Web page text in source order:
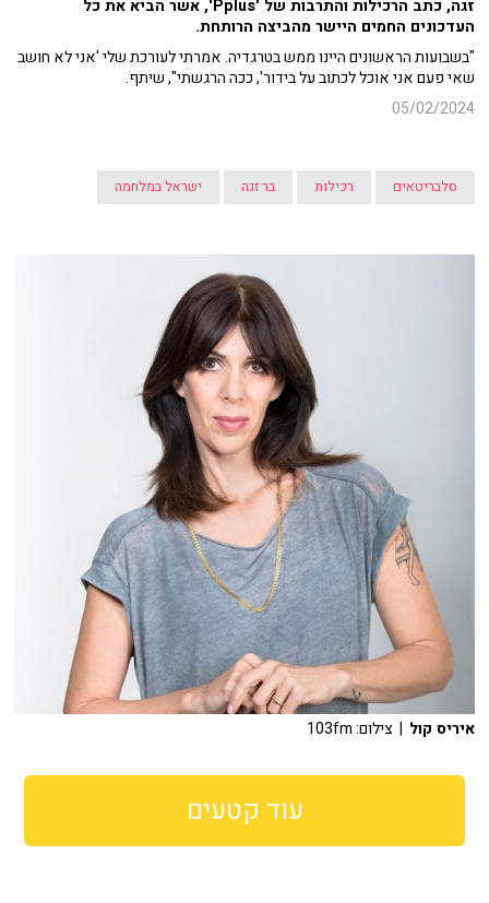
זגה, כתב הרכילות והתרבות של 'Pplus', אשר הביא את כל
העדכונים החמים היישר מהביצה הרותחת.
"בשבועות הראשונים היינו ממש בטרגדיה. אמרתי לעורכת שלי 'אני לא חושב
שאי פעם אני אוכל לכתוב על בידור', ככה הרגשתי", שיתף.
05/02/2024
סלבריטאים רכילות בר זגה ישראל במלחמה
איריס קול | צילום: 103fm
עוד קטעים